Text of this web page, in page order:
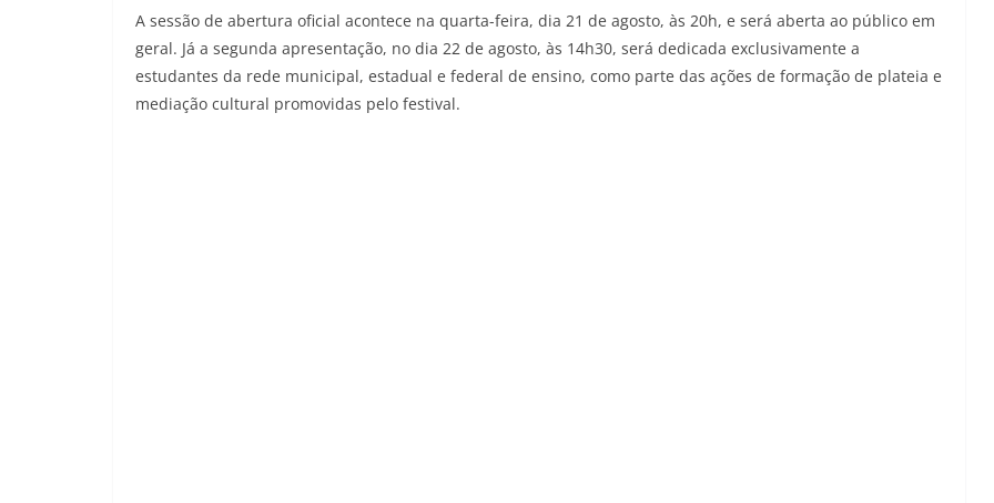
A sessão de abertura oficial acontece na quarta-feira, dia 21 de agosto, às 20h, e será aberta ao público em
geral. Já a segunda apresentação, no dia 22 de agosto, às 14h30, será dedicada exclusivamente a
estudantes da rede municipal, estadual e federal de ensino, como parte das ações de formação de plateia e
mediação cultural promovidas pelo festival.